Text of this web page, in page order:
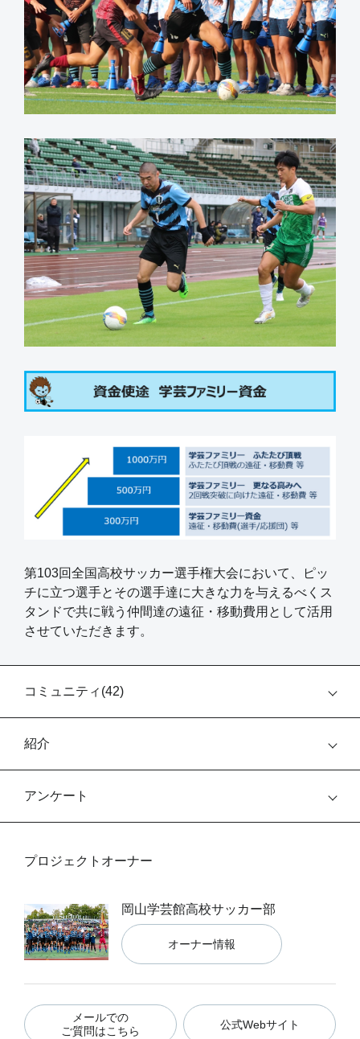
第103回全国高校サッカー選手権大会において、ピッ
チに立つ選手とその選手達に大きな力を与えるべくス
タンドで共に戦う仲間達の遠征・移動費用として活用
させていただきます。
コミュニティ(42)
紹介
アンケート
プロジェクトオーナー
岡山学芸館高校サッカー部
オーナー情報
メールでの
ご質問はこちら
公式Webサイト